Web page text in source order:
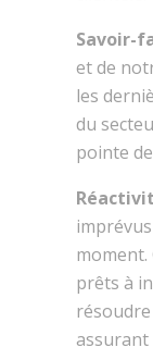
Savoir-
et de
les
du
pointe
moment.
prêts à
assurant